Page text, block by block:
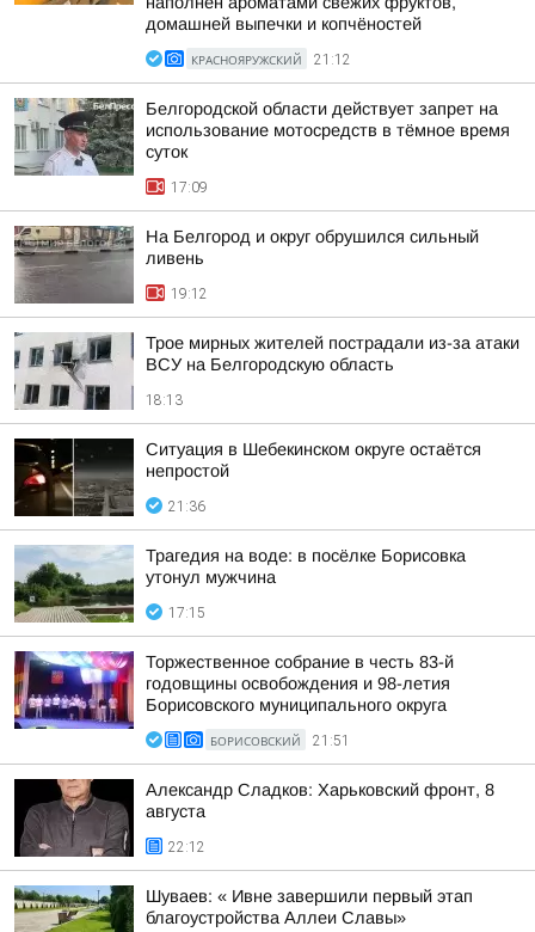
домашней выпечки и копчёностей
КРАСНОЯРУЖСКИЙ 21:12
Белгородской области действует запрет на
использование мотосредств в тёмное время
суток
17:09
На Белгород и округ обрушился сильный
ливень
19:12
Трое мирных жителей пострадали из-за атаки
ВСУ на Белгородскую область
18:13
Ситуация в Шебекинском округе остаётся
непростой
21:36
Трагедия на воде: в посёлке Борисовка
утонул мужчина
17:15
Торжественное собрание в честь 83-й
годовщины освобождения и 98-летия
Борисовского муниципального округа
БОРИСОВСКИЙ 21:51
Александр Сладков: Харьковский фронт, 8
августа
22:12
Шуваев: « Ивне завершили первый этап
благоустройства Аллеи Славы»